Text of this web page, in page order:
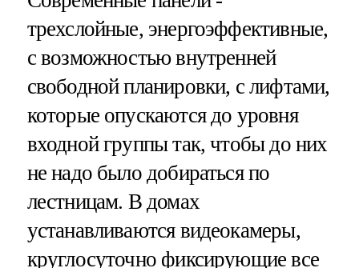
трехслойные, энергоэффективные,
с возможностью внутренней
свободной планировки, с лифтами,
которые опускаются до уровня
входной группы так, чтобы до них
не надо было добираться по
лестницам. В домах
устанавливаются видеокамеры,
круглосуточно фиксирующие все